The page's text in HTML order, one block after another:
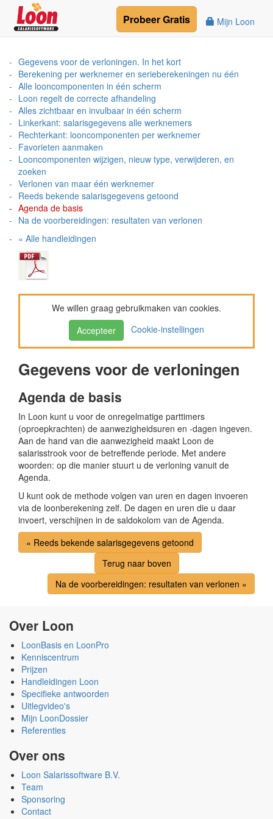
Mijn Loon
ProbeerGratis
Gegevens voor de verloningen. In het kort
Berekening per werknemer en serieberekeningen nu één
Alle looncomponenten in één scherm
Loon regelt de correcte afhandeling
Alles zichtbaar en invulbaar in één scherm
Linkerkant: salarisgegevens alle werknemers
Rechterkant: looncomponenten per werknemer
Favorieten aanmaken
Looncomponenten wijzigen, nieuw type, verwijderen, en
zoeken
Verlonen van maar één werknemer
Reeds bekende salarisgegevens getoond
Agenda de basis
Na de voorbereidingen: resultaten van verlonen
« Alle handleidingen
We willen graag gebruikmaken van cookies.
Accepteer
Cookie-instellingen
Gegevens voor de verloningen
Agenda de basis
In Loon kunt u voor de onregelmatige parttimers
(oproepkrachten) de aanwezigheidsuren en -dagen ingeven.
Aan de hand van die aanwezigheid maakt Loon de
salarisstrook voor de betreffende periode. Met andere
woorden: op die manier stuurt u de verloning vanuit de
Agenda.
U kunt ook de methode volgen van uren en dagen invoeren
via de loonberekening zelf. De dagen en uren die u daar
invoert, verschijnen in de saldokolom van de Agenda.
« Reeds bekende salarisgegevens getoond
Terug naar boven
Na de voorbereidingen: resultaten van verlonen »
Over Loon
LoonBasis en LoonPro
Kenniscentrum
Prijzen
Handleidingen Loon
Specifieke antwoorden
Uitlegvideo's
Mijn LoonDossier
Referenties
Over ons
Loon Salarissoftware B.V.
Team
Sponsoring
Contact